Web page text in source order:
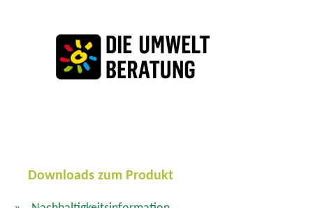
Downloads zum Produkt